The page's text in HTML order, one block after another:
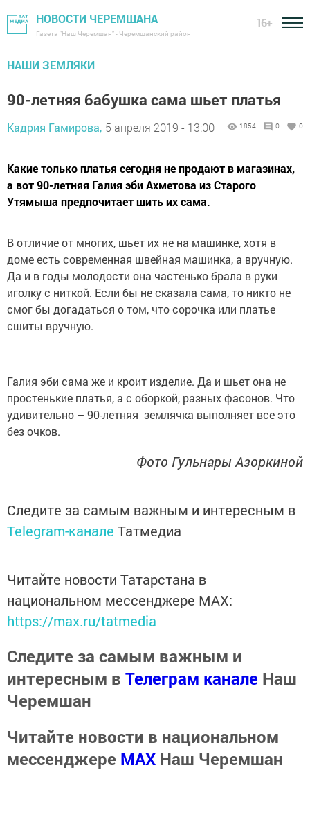
НОВОСТИ ЧЕРЕМШАНА
Газета "Наш Черемшан" - Черемшанский район
16+
НАШИ ЗЕМЛЯКИ
90-летняя бабушка сама шьет платья
Кадрия Гамирова, 5 апреля 2019 - 13:00 1854 0 0
Какие только платья сегодня не продают в магазинах,
а вот 90-летняя Галия эби Ахметова из Старого
Утямыша предпочитает шить их сама.
В отличие от многих, шьет их не на машинке, хотя в
доме есть современная швейная машинка, а вручную.
Да и в годы молодости она частенько брала в руки
иголку с ниткой. Если бы не сказала сама, то никто не
смог бы догадаться о том, что сорочка или платье
сшиты вручную.
Галия эби сама же и кроит изделие. Да и шьет она не
простенькие платья, а с оборкой, разных фасонов. Что
удивительно – 90-летняя землячка выполняет все это
без очков.
Фото Гульнары Азоркиной
Следите за самым важным и интересным в
Telegram-канале Татмедиа
Читайте новости Татарстана в
национальном мессенджере MАХ:
https://max.ru/tatmedia
Следите за самым важным и
интересным в Телеграм канале Наш
Черемшан
Читайте новости в национальном
мессенджере MАХ Наш Черемшан